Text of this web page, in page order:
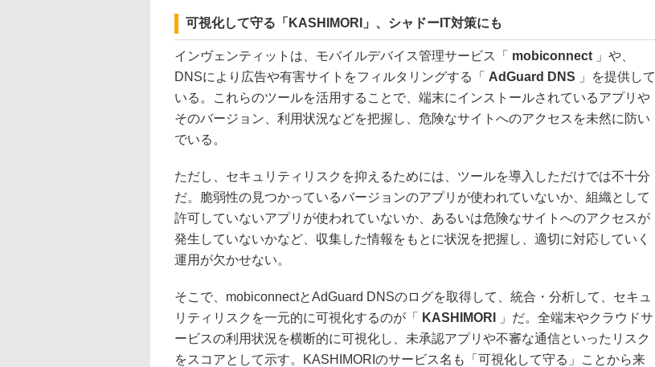
可視化して守る「KASHIMORI」、シャドーIT対策にも
インヴェンティットは、モバイルデバイス管理サービス「 mobiconnect 」や、
DNSにより広告や有害サイトをフィルタリングする「
AdGuard DNS
」を提供して
いる。これらのツールを活用することで、端末にインストールされているアプリや
そのバージョン、利用状況などを把握し、危険なサイトへのアクセスを未然に防い
でいる。
ただし、セキュリティリスクを抑えるためには、ツールを導入しただけでは不十分
だ。脆弱性の見つかっているバージョンのアプリが使われていないか、組織として
許可していないアプリが使われていないか、あるいは危険なサイトへのアクセスが
発生していないかなど、収集した情報をもとに状況を把握し、適切に対応していく
運用が欠かせない。
そこで、mobiconnectとAdGuard DNSのログを取得して、統合・分析して、セキュ
リティリスクを一元的に可視化するのが「
KASHIMORI
」だ。全端末やクラウドサ
ービスの利用状況を横断的に可視化し、未承認アプリや不審な通信といったリスク
をスコアとして示す。KASHIMORIのサービス名も「可視化して守る」ことから来